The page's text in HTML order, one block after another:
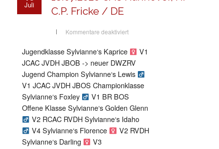
Juli
C.P. Fricke / DE
Kommentare deaktiviertfür
Hannover,
Hr
C.P.
Fricke
/
DE
Jugendklasse Sylvianne‘s Kaprice
V1
JCAC JVDH JBOB -> neuer DWZRV
Jugend Champion Sylvianne‘s Lewis
V1 JCAC JVDH JBOS Championklasse
Sylvianne‘s Foxley
V1 BR BOS
Offene Klasse Sylvianne‘s Golden Glenn
V2 RCAC RVDH Sylvianne‘s Idaho
V4 Sylvianne‘s Florence
V2 RVDH
Sylvianne‘s Darling
V3